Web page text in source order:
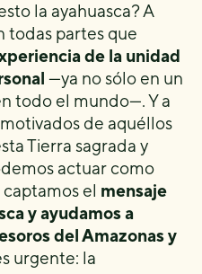
la ayahuasca? A
todas partes que
de la unidad
—ya no sólo en un
todo el mundo—. Y a
de aquéllos
Tierra sagrada y
actuar como
captamos el mensaje
y ayudamos a
del Amazonas y
urgente: la